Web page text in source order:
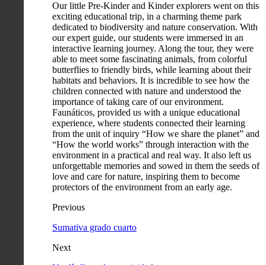
Our little Pre-Kinder and Kinder explorers went on this
exciting educational trip, in a charming theme park
dedicated to biodiversity and nature conservation. With
our expert guide, our students were immersed in an
interactive learning journey. Along the tour, they were
able to meet some fascinating animals, from colorful
butterflies to friendly birds, while learning about their
habitats and behaviors. It is incredible to see how the
children connected with nature and understood the
importance of taking care of our environment.
Faunáticos, provided us with a unique educational
experience, where students connected their learning
from the unit of inquiry “How we share the planet” and
“How the world works” through interaction with the
environment in a practical and real way. It also left us
unforgettable memories and sowed in them the seeds of
love and care for nature, inspiring them to become
protectors of the environment from an early age.
Previous
Sumativa grado cuarto
Next